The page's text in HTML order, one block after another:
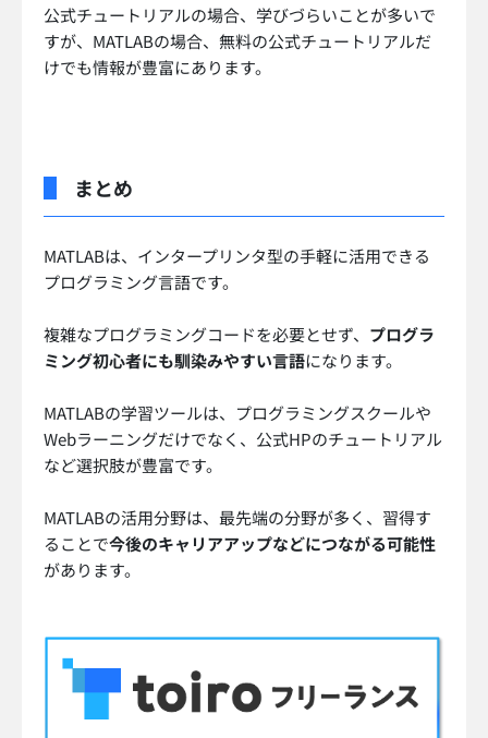
公式チュートリアルの場合、学びづらいことが多いで
すが、MATLABの場合、無料の公式チュートリアルだ
けでも情報が豊富にあります。
まとめ
MATLABは、インタープリンタ型の手軽に活用できる
プログラミング言語です。
複雑なプログラミングコードを必要とせず、 プログラ
ミング初心者にも馴染みやすい言語になります。
MATLABの学習ツールは、プログラミングスクールや
Webラーニングだけでなく、公式HPのチュートリアル
など選択肢が豊富です。
MATLABの活用分野は、最先端の分野が多く、習得す
ることで今後のキャリアアップなどにつながる可能性
があります。